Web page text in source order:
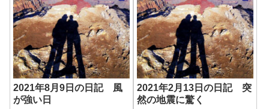
2021年8月9日の日記 風
が強い日
2021年2月13日の日記 突
然の地震に驚く